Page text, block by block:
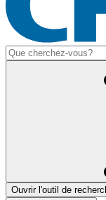
Ouvrir l'outil de